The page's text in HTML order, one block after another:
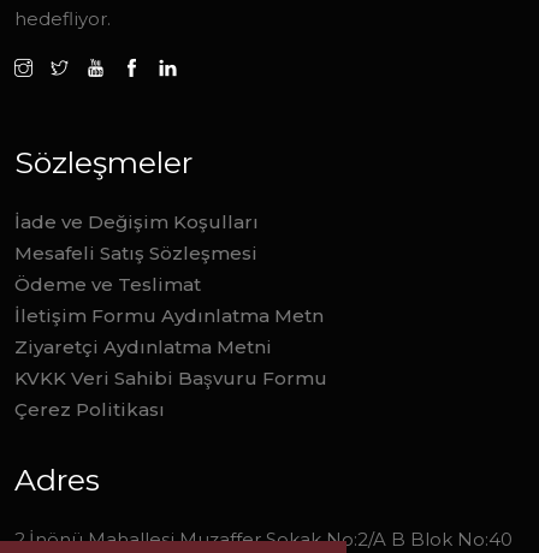
hedefliyor.
Sözleşmeler
İade ve Değişim Koşulları
Mesafeli Satış Sözleşmesi
Ödeme ve Teslimat
İletişim Formu Aydınlatma Metn
Ziyaretçi Aydınlatma Metni
KVKK Veri Sahibi Başvuru Formu
Çerez Politikası
Adres
2.İnönü Mahallesi Muzaffer Sokak No:2/A B Blok No:40